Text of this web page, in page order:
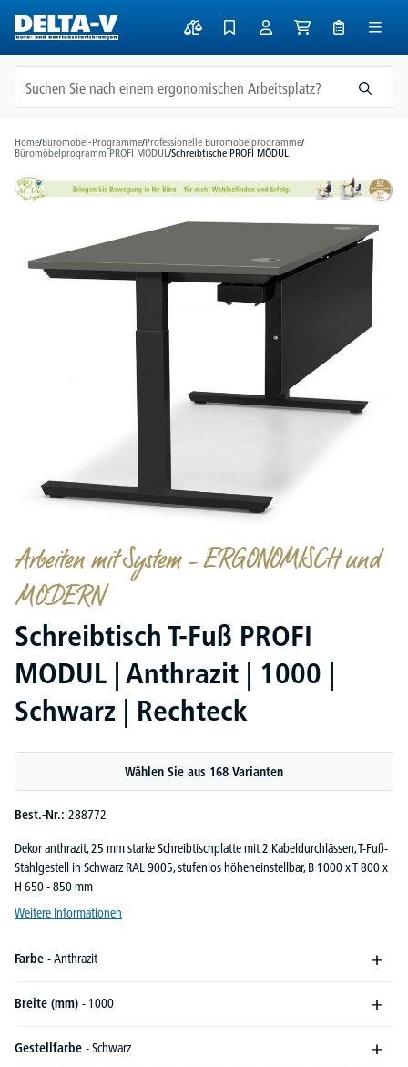
springen
Home/Büromöbel-Programme/Professionelle Büromöbelprogramme/
Büromöbelprogramm PROFI MODUL/Schreibtische PROFI MODUL
Arbeiten mit System – ERGONOMISCH und
MODERN
Schreibtisch T-Fuß PROFI
MODUL | Anthrazit | 1000 |
Schwarz | Rechteck
Wählen Sie aus 168 Varianten
Best.-Nr.: 288772
Dekor anthrazit, 25 mm starke Schreibtischplatte mit 2 Kabeldurchlässen, T-Fuß-
Stahlgestell in Schwarz RAL 9005, stufenlos höheneinstellbar, B 1000 x T 800 x
H 650 - 850 mm
Weitere Informationen
Farbe - Anthrazit
Breite (mm) - 1000
Gestellfarbe - Schwarz